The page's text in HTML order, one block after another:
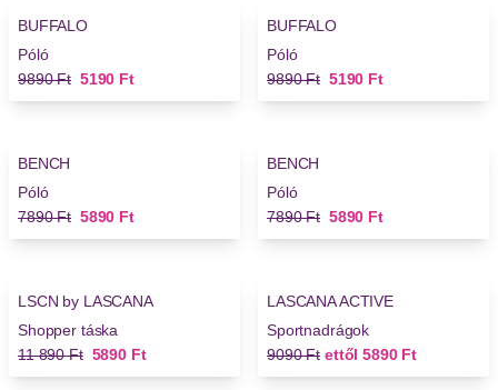
BUFFALO
Póló
Régi ár
9890 Ft Új ár
5190 Ft
BUFFALO
Póló
Régi ár
9890 Ft Új ár
5190 Ft
BENCH
Póló
Régi ár
7890 Ft Új ár
5890 Ft
BENCH
Póló
Régi ár
7890 Ft Új ár
5890 Ft
LSCN by LASCANA
Shopper táska
Régi ár
11 890 Ft Új ár
5890 Ft
LASCANA ACTIVE
Sportnadrágok
Régi ár
9090 Ft ettől Új ár
5890 Ft